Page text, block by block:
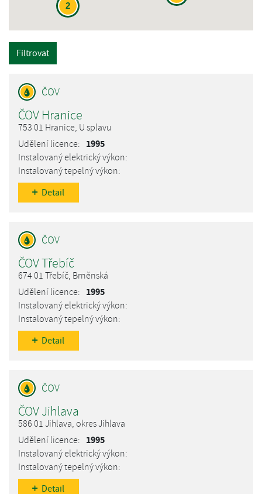
2
Filtrovat
ČOV Hranice
753 01 Hranice, U splavu
1995
Detail
ČOV Třebíč
674 01 Třebíč, Brněnská
1995
Detail
ČOV Jihlava
586 01 Jihlava, okres Jihlava
1995
Detail